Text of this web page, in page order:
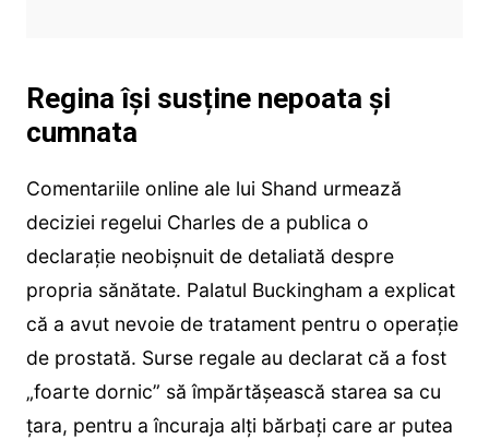
Regina își susține nepoata și
cumnata
Comentariile online ale lui Shand urmează
deciziei regelui Charles de a publica o
declarație neobișnuit de detaliată despre
propria sănătate. Palatul Buckingham a explicat
că a avut nevoie de tratament pentru o operație
de prostată. Surse regale au declarat că a fost
„foarte dornic” să împărtășească starea sa cu
țara, pentru a încuraja alți bărbați care ar putea